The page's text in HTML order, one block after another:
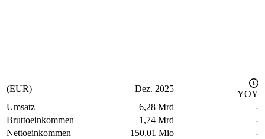
(EUR) Dez. 2025
YOY
Umsatz
6,28 Mrd
-
Bruttoeinkommen
1,74 Mrd
-
Nettoeinkommen
−150,01 Mio
-